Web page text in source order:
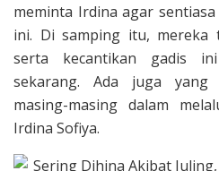
meminta Irdina agar
ini. Di samping itu, mereka
serta kecantikan gadis
sekarang. Ada juga yang
masing-masing dalam
Irdina Sofiya.